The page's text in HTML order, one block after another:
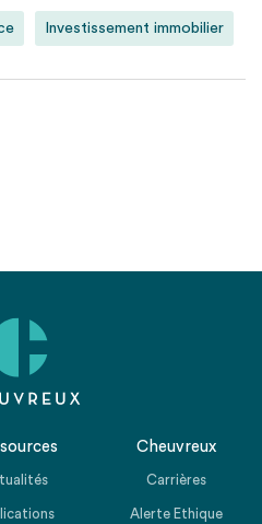
Investissement immobilier
Cheuvreux
Carrières
Alerte Ethique